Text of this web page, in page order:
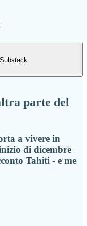
parte del
a vivere in
di dicembre
Tahiti - e me